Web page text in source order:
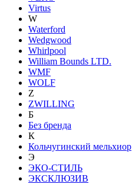
Virtus
W
Waterford
Wedgwood
Whirlpool
William Bounds LTD.
WMF
WOLF
Z
ZWILLING
Б
Без бренда
К
Кольчугинский мельхиор
Э
ЭКО-СТИЛЬ
ЭКСКЛЮЗИВ